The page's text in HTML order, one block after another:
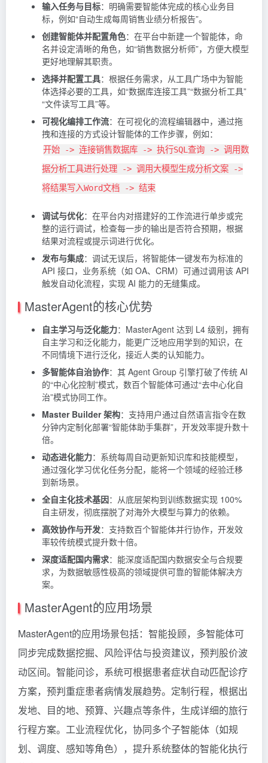
输入任务与目标：明确需要智能体完成的核心业务目
标，例如“自动生成每周销售业绩分析报告”。
创建智能体并配置角色：在平台中新建一个智能体，命
名并设定清晰的角色，如“销售数据分析师”，方便大模型
更好地理解其职责。
选择并配置工具：根据任务需求，从工具广场中为智能
体选择必要的工具，如“数据库连接工具”“数据分析工具”
“文件读写工具”等。
可视化编排工作流：在可视化的流程编辑器中，通过拖
拽和连接的方式设计智能体的工作步骤，例如：
开始 -> 连接销售数据库 -> 执行SQL查询 -> 调用数
据分析工具进行处理 -> 调用大模型生成分析文案 ->
将结果写入Word文档 -> 结束
调试与优化：在平台内对搭建好的工作流进行单步或完
整的运行调试，检查每一步的输出是否符合预期，根据
结果对流程或提示词进行优化。
发布与集成：调试无误后，将智能体一键发布为标准的
API 接口，业务系统（如 OA、CRM）可通过调用该 API
触发自动化流程，实现 AI 能力的无缝集成。
MasterAgent的核心优势
自主学习与泛化能力：MasterAgent 达到 L4 级别，拥有
自主学习和泛化能力，能更广泛地应用学到的知识，在
不同情境下进行泛化，接近人类的认知能力。
多智能体自治协作：其 Agent Group 引擎打破了传统 AI
的“中心化控制”模式，数百个智能体可通过“去中心化自
治”模式协同工作。
Master Builder 架构：支持用户通过自然语言指令在数
分钟内定制化部署“智能体助手集群”，开发效率提升数十
倍。
动态进化能力：系统每周自动更新知识库和技能模型，
通过强化学习优化任务分配，能将一个领域的经验迁移
到新场景。
全自主化技术基因：从底层架构到训练数据实现 100%
自主研发，彻底摆脱了对海外大模型与算力的依赖。
高效协作与开发：支持数百个智能体并行协作，开发效
率较传统模式提升数十倍。
深度适配国内需求：能深度适配国内数据安全与合规要
求，为数据敏感性极高的领域提供可靠的智能体解决方
案。
MasterAgent的应用场景
MasterAgent的应用场景包括：智能投顾，多智能体可
同步完成数据挖掘、风险评估与投资建议，预判股价波
动区间。智能问诊，系统可根据患者症状自动匹配诊疗
方案，预判重症患者病情发展趋势。定制行程，根据出
发地、目的地、预算、兴趣点等条件，生成详细的旅行
行程方案。工业流程优化，协同多个子智能体（如规
划、调度、感知等角色），提升系统整体的智能化执行